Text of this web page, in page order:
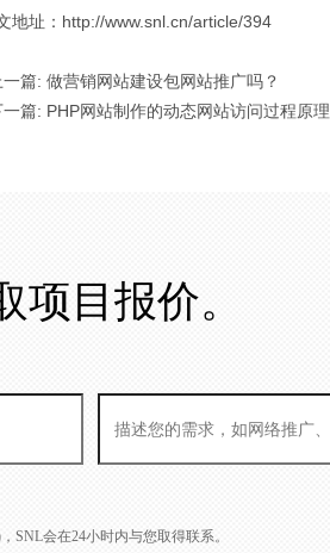
地址：http://www.snl.cn/article/394
一篇: 做营销网站建设包网站推广吗？
一篇: PHP网站制作的动态网站访问过程原理
目报价。
SNL会在24小时内与您取得联系。